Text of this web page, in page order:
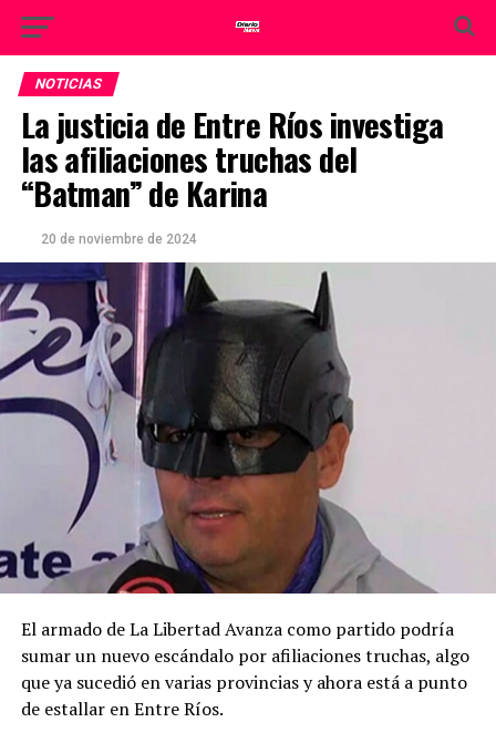
NOTICIAS
La justicia de Entre Ríos investiga
las afiliaciones truchas del
“Batman” de Karina
20 de noviembre de 2024
El armado de La Libertad Avanza como partido podría
sumar un nuevo escándalo por afiliaciones truchas, algo
que ya sucedió en varias provincias y ahora está a punto
de estallar en Entre Ríos.